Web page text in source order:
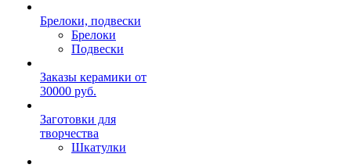
Брелоки, подвески
Брелоки
Подвески
Заказы керамики от
30000 руб.
Заготовки для
творчества
Шкатулки